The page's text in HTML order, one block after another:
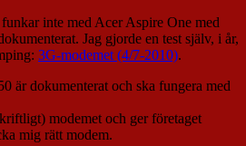
inte med Acer Aspire One med
Jag gjorde en test själv, i år,
3G-modemet (4/7-2010).
är dokumenterat och ska fungera med
modemet och ger företaget
mig rätt modem.